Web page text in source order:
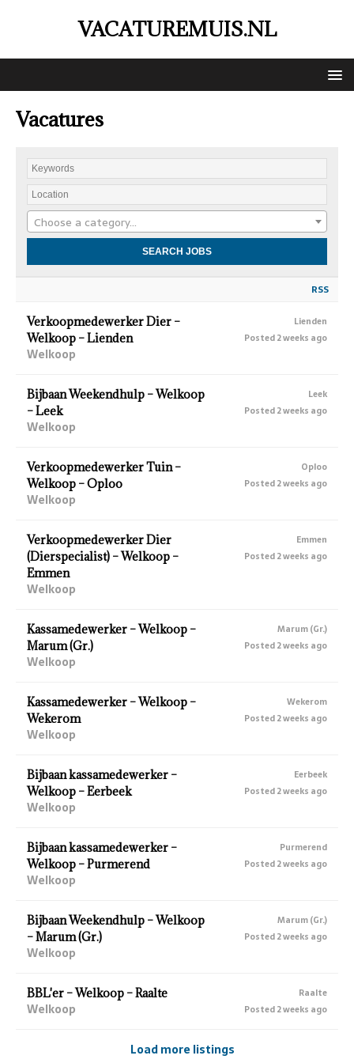
VACATUREMUIS.NL
Vacatures
Choose a category…
RSS
Verkoopmedewerker Dier –
Welkoop – Lienden
Welkoop
Lienden
Posted 2 weeks ago
Bijbaan Weekendhulp – Welkoop
– Leek
Welkoop
Leek
Posted 2 weeks ago
Verkoopmedewerker Tuin –
Welkoop – Oploo
Welkoop
Oploo
Posted 2 weeks ago
Verkoopmedewerker Dier
(Dierspecialist) – Welkoop –
Emmen
Welkoop
Emmen
Posted 2 weeks ago
Kassamedewerker – Welkoop –
Marum (Gr.)
Welkoop
Marum (Gr.)
Posted 2 weeks ago
Kassamedewerker – Welkoop –
Wekerom
Welkoop
Wekerom
Posted 2 weeks ago
Bijbaan kassamedewerker –
Welkoop – Eerbeek
Welkoop
Eerbeek
Posted 2 weeks ago
Bijbaan kassamedewerker –
Welkoop – Purmerend
Welkoop
Purmerend
Posted 2 weeks ago
Bijbaan Weekendhulp – Welkoop
– Marum (Gr.)
Welkoop
Marum (Gr.)
Posted 2 weeks ago
BBL'er – Welkoop – Raalte
Welkoop
Raalte
Posted 2 weeks ago
Load more listings